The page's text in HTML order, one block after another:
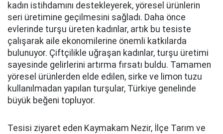
kadın istihdamını destekleyerek, yöresel ürünlerin
seri üretimine geçilmesini sağladı. Daha önce
evlerinde turşu üreten kadınlar, artık bu tesiste
çalışarak aile ekonomilerine önemli katkılarda
bulunuyor. Çiftçilikle uğraşan kadınlar, turşu üretimi
sayesinde gelirlerini artırma fırsatı buldu. Tamamen
yöresel ürünlerden elde edilen, sirke ve limon tuzu
kullanılmadan yapılan turşular, Türkiye genelinde
büyük beğeni topluyor.
Tesisi ziyaret eden Kaymakam Nezir, İlçe Tarım ve